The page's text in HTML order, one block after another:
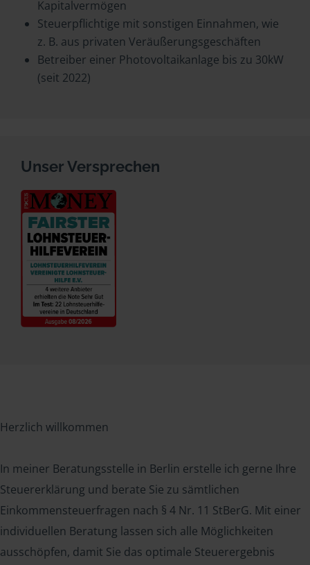
Kapitalvermögen
Steuerpflichtige mit sonstigen Einnahmen, wie
z. B. aus privaten Veräußerungsgeschäften
Betreiber einer Photovoltaikanlage bis zu 30kW
(seit 2022)
Unser Versprechen
Herzlich willkommen
In meiner Beratungsstelle in Berlin erstelle ich gerne Ihre
Steuererklärung und berate Sie zu sämtlichen
Einkommensteuerfragen nach § 4 Nr. 11 StBerG. Mit einer
individuellen Beratung lassen sich alle Möglichkeiten
ausschöpfen, damit Sie das optimale Steuerergebnis